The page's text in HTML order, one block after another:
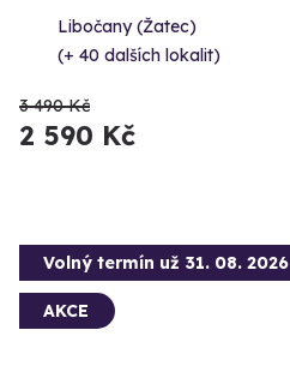
Libočany (Žatec)
(+ 40 dalších lokalit)
3 490 Kč
2 590 Kč
Volný termín už 31. 08. 2026
AKCE